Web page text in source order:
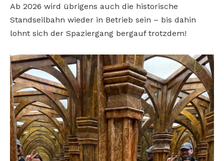
Ab 2026 wird übrigens auch die historische
Standseilbahn wieder in Betrieb sein – bis dahin
lohnt sich der Spaziergang bergauf trotzdem!